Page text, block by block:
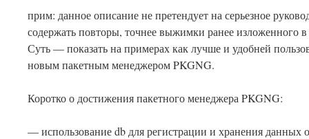
прим: данное описание не претендует на серьезное
содержать повторы, точнее выжимки ранее изложенного в
Суть — показать на примерах как лучше и удобней
новым пакетным менеджером PKGNG.
Коротко о достижения пакетного менеджера PKGNG:
— использование db для регистрации и хранения данных